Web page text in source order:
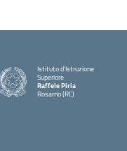
Istituto d'Istruzione
Superiore
Raffele Piria
Rosarno (RC)